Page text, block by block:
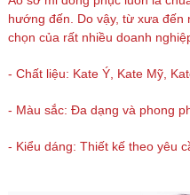
hướng đến. Do vậy, từ xưa đến
chọn của rất nhiều doanh
- Chất liệu: Kate Ý, Kate Mỹ,
- Màu sắc: Đa dạng và phong
- Kiểu dáng: Thiết kế theo yêu